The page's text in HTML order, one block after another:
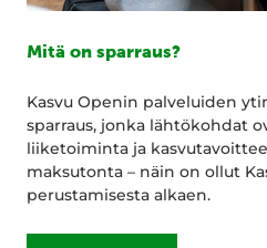
Mitä on sparraus?
Kasvu Openin palveluiden
sparraus, jonka lähtökohdat
liiketoiminta ja
maksutonta – näin on ollut
perustamisesta alkaen.